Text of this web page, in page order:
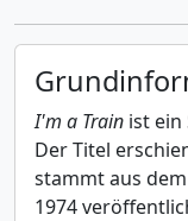
I'm a Train ist ein
Der Titel
stammt aus
1974